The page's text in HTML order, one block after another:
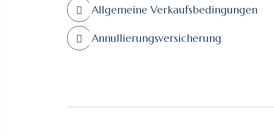
Allgemeine Verkaufsbedingungen
Annullierungsversicherung